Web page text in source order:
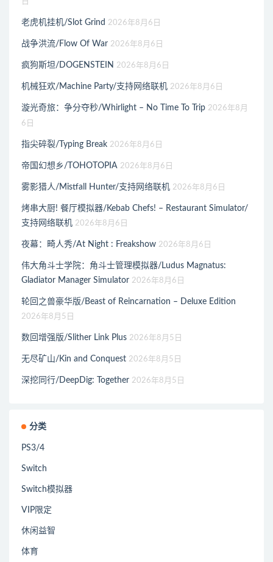
老虎机挂机/Slot Grind 2026年8月6日
战争洪流/Flow Of War 2026年8月6日
疯狗斯坦/DOGENSTEIN 2026年8月6日
机械狂欢/Machine Party/支持网络联机 2026年8月6日
漩光奇旅：争分夺秒/Whirlight – No Time To Trip 2026年8月
6日
指尖碎裂/Typing Break 2026年8月6日
帝国幻想乡/TOHOTOPIA 2026年8月6日
雾影猎人/Mistfall Hunter/支持网络联机 2026年8月6日
烤串大厨! 餐厅模拟器/Kebab Chefs! – Restaurant Simulator/
支持网络联机 2026年8月6日
夜幕：畸人秀/At Night : Freakshow 2026年8月6日
伟大角斗士学院：角斗士管理模拟器/Ludus Magnatus:
Gladiator Manager Simulator 2026年8月6日
轮回之兽豪华版/Beast of Reincarnation – Deluxe Edition
2026年8月5日
数回增强版/Slither Link Plus 2026年8月5日
无尽矿山/Kin and Conquest 2026年8月5日
深挖同行/DeepDig: Together 2026年8月5日
分类
PS3/4
Switch
Switch模拟器
VIP限定
休闲益智
体育